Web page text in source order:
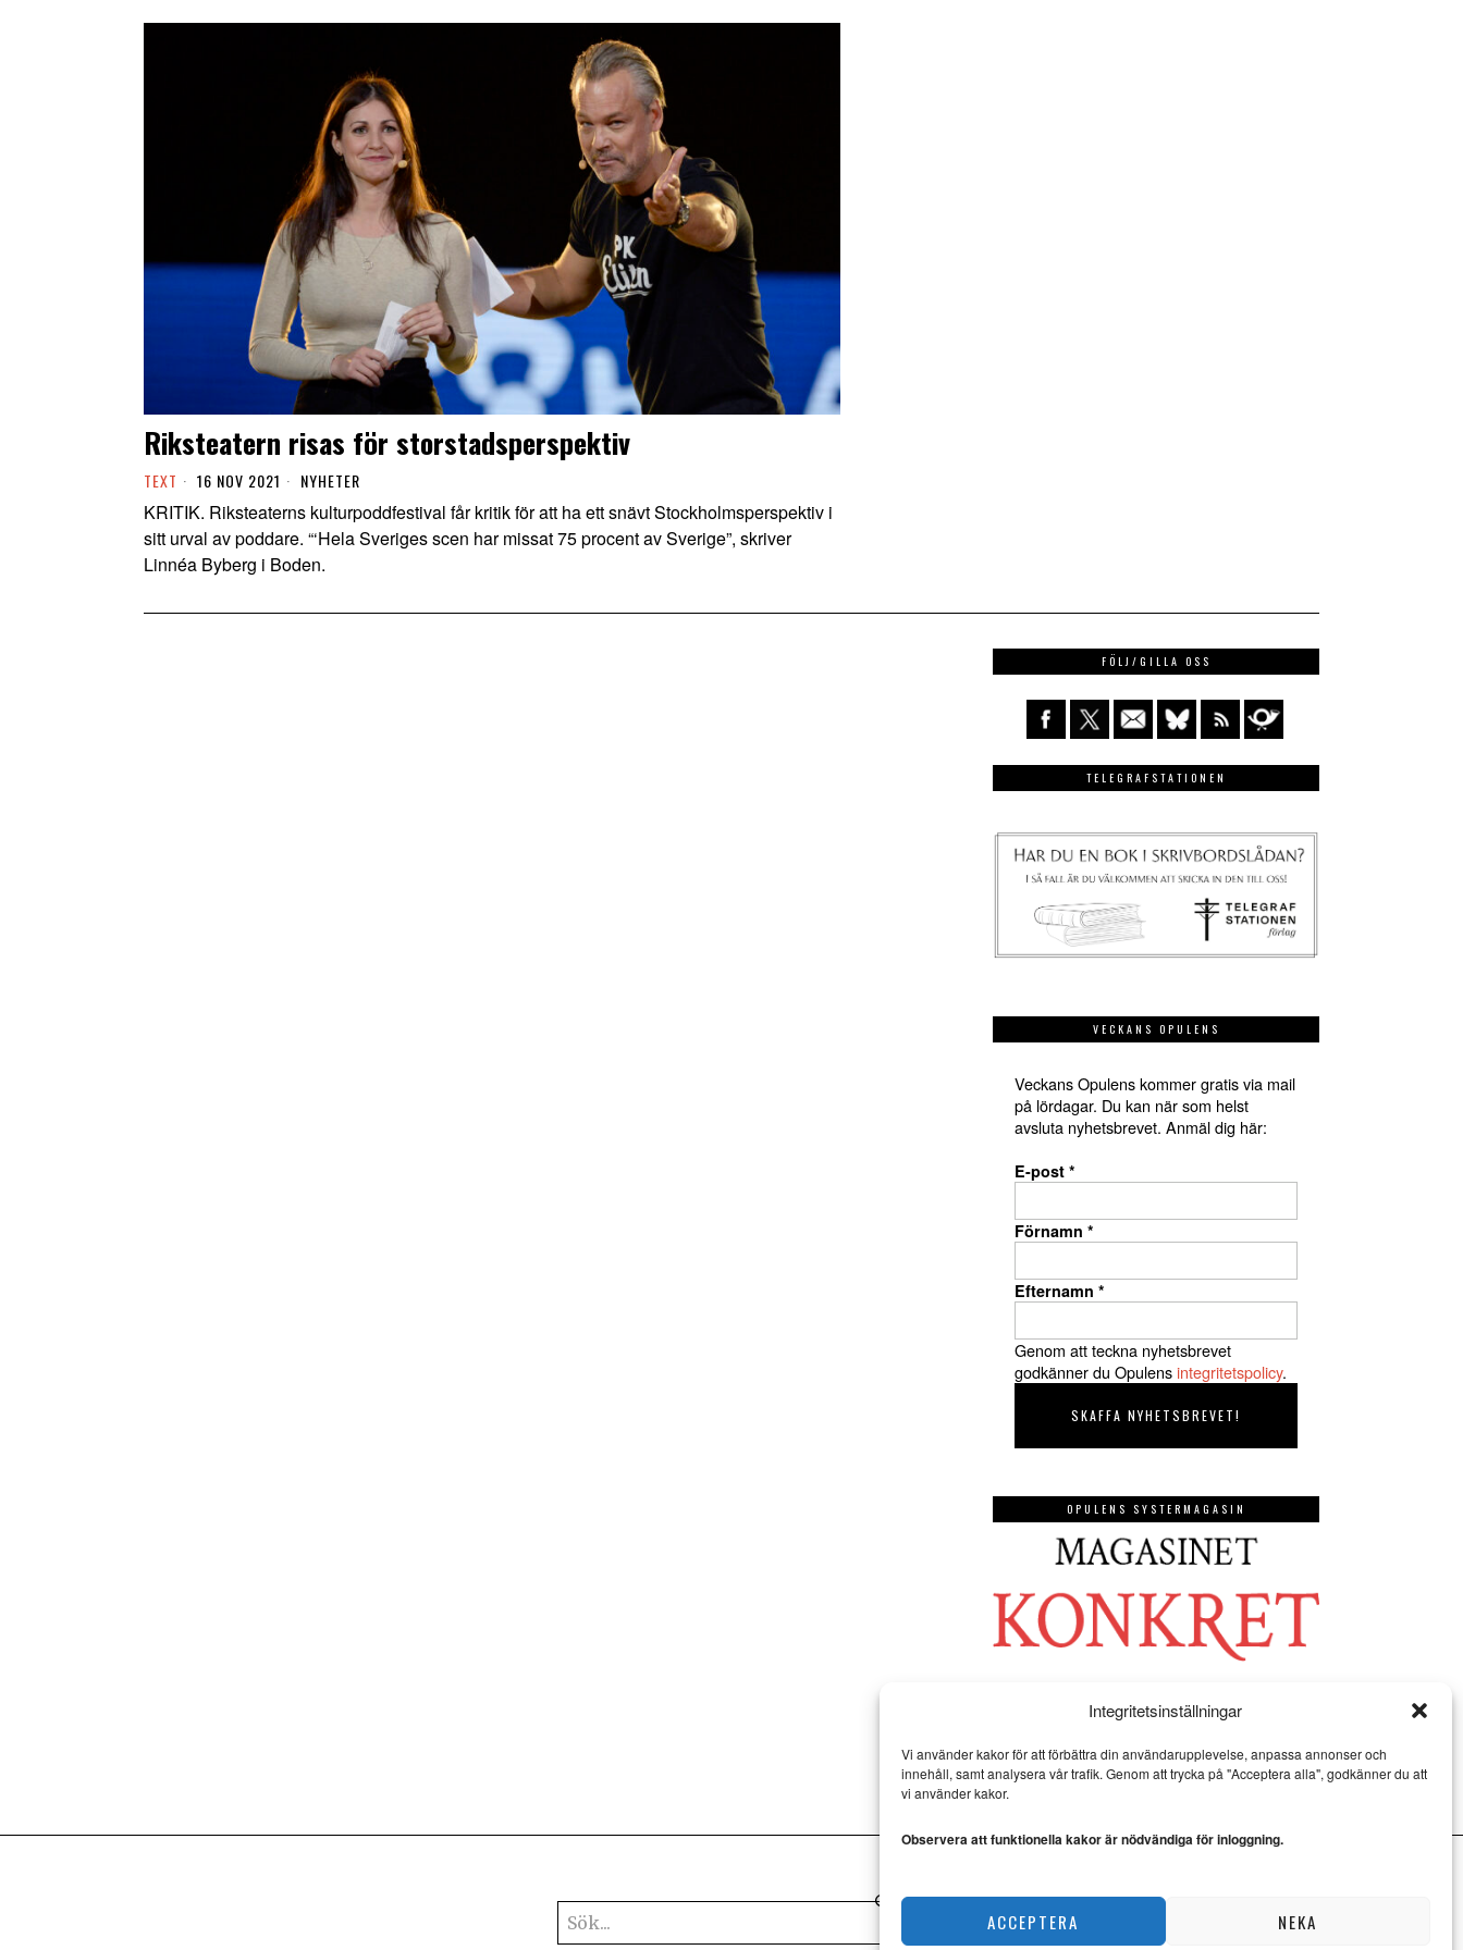
Integritetsinställningar
Vi använder kakor för att förbättra din användarupplevelse, anpassa annonser och
innehåll, samt analysera vår trafik. Genom att trycka på "Acceptera alla", godkänner du att
vi använder kakor.
Observera att funktionella kakor är nödvändiga för inloggning.
ACCEPTERA NEKA
Riksteatern risas för storstadsperspektiv
TEXT 16 NOV 2021 NYHETER
KRITIK. Riksteaterns kulturpoddfestival får kritik för att ha ett snävt Stockholmsperspektiv i
sitt urval av poddare. “‘Hela Sveriges scen har missat 75 procent av Sverige”, skriver
Linnéa Byberg i Boden.
FÖLJ/GILLA OSS
TELEGRAFSTATIONEN
VECKANS OPULENS
Veckans Opulens kommer gratis via mail
på lördagar. Du kan när som helst
avsluta nyhetsbrevet. Anmäl dig här:
E-post *
Förnamn *
Efternamn *
Genom att teckna nyhetsbrevet
godkänner du Opulensintegritetspolicy.
OPULENS SYSTERMAGASIN